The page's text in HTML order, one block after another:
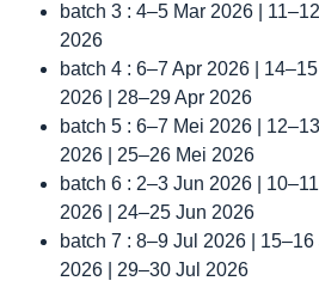
batch 3 : 4–5 Mar 2026 |
2026
batch 4 : 6–7 Apr 2026 |
2026 | 28–29 Apr 2026
batch 5 : 6–7 Mei 2026 |
2026 | 25–26 Mei 2026
batch 6 : 2–3 Jun 2026 |
2026 | 24–25 Jun 2026
batch 7 : 8–9 Jul 2026 |
2026 | 29–30 Jul 2026